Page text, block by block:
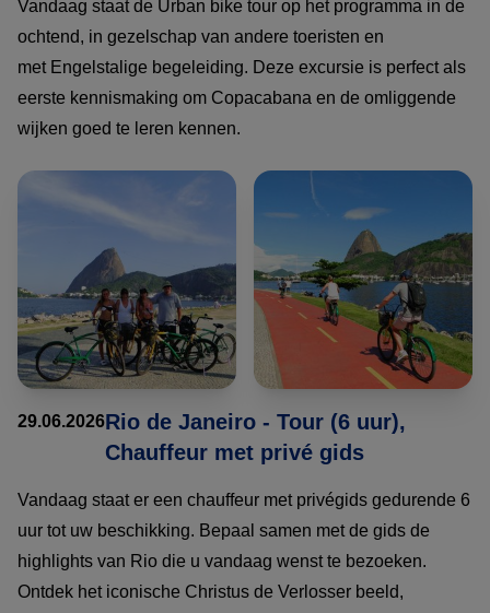
Vandaag staat de Urban bike tour op het programma in de
ochtend, in gezelschap van andere toeristen en
met Engelstalige begeleiding. Deze excursie is perfect als
eerste kennismaking om Copacabana en de omliggende
wijken goed te leren kennen.
29.06.2026Rio de Janeiro - Tour (6 uur),
Chauffeur met privé gids
Vandaag staat er een chauffeur met privégids gedurende 6
uur tot uw beschikking. Bepaal samen met de gids de
highlights van Rio die u vandaag wenst te bezoeken.
Ontdek het iconische Christus de Verlosser beeld,